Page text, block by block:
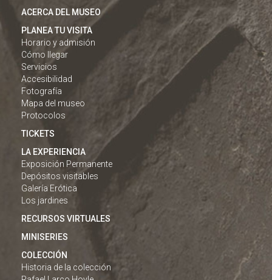
ACERCA DEL MUSEO
PLANEA TU VISITA
Horario y admisión
Cómo llegar
Servicios
Accesibilidad
Fotografía
Mapa del museo
Protocolos
TICKETS
LA EXPERIENCIA
Exposición Permanente
Depósitos visitables
Galería Erótica
Los jardines
RECURSOS VIRTUALES
MINISERIES
COLECCIÓN
Historia de la colección